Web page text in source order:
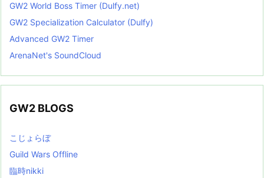
GW2 World Boss Timer (Dulfy.net)
GW2 Specialization Calculator (Dulfy)
Advanced GW2 Timer
ArenaNet's SoundCloud
GW2 BLOGS
こじょらぼ
Guild Wars Offline
臨時nikki